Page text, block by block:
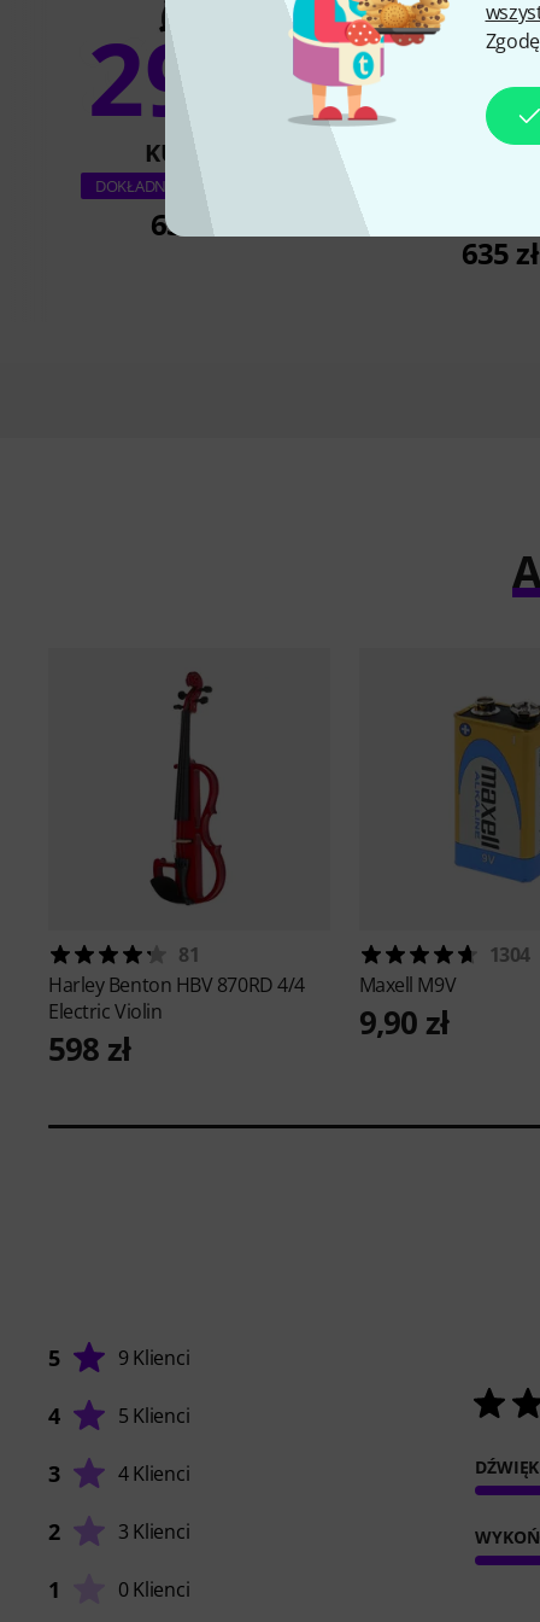
29%
KUPIŁO
DOKŁADNIE TEN PRODUKT
635 zł
635 zł
81
Harley Benton HBV 870RD 4/4
Electric Violin
598 zł
1304
Maxell M9V
9,90 zł
5 9 Klienci
4 5 Klienci
3 4 Klienci
2 3 Klienci
1 0 Klienci
DŹWIĘK